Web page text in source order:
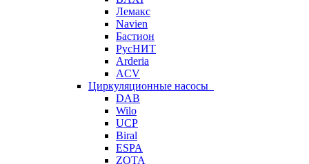
Лемакс
Navien
Бастион
РусНИТ
Arderia
ACV
Циркуляционные насосы
DAB
Wilo
UCP
Biral
ESPA
ZOTA